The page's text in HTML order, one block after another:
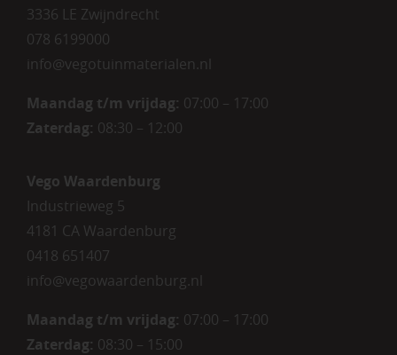
3336 LE Zwijndrecht
078 6199000
info@vegotuinmaterialen.nl
Maandag t/m vrijdag: 07:00 – 17:00
Zaterdag: 08:30 – 12:00
Vego Waardenburg
Industrieweg 5
4181 CA Waardenburg
0418 651407
info@vegowaardenburg.nl
Maandag t/m vrijdag: 07:00 – 17:00
Zaterdag: 08:30 – 15:00